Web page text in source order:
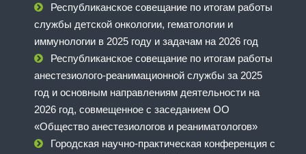
Республиканское совещание по итогам работы
службы детской онкологии, гематологии и
иммунологии в 2025 году и задачам на 2026 год
Республиканское совещание по итогам работы
анестезиолого-реанимационной службы за 2025
год и основным направлениям деятельности на
2026 год, совмещенное с заседанием ОО
«Общество анестезиологов и реаниматологов»
Городская научно-практическая конференция с